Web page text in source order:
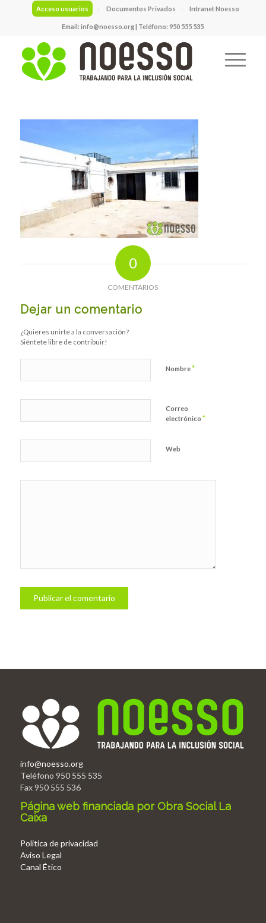
Acceso usuarios Documentos Privados Intranet Noesso
Email:info@noesso.org| Teléfono: 950 555 535
0
COMENTARIOS
Dejar un comentario
¿Quieres unirte a la conversación?
Siéntete libre de contribuir!
Nombre*
Correo
electrónico *
Web
info@noesso.org
Teléfono 950 555 535
Fax 950 555 536
Página web financiada por Obra Social La
Caixa
Politica de privacidad
Aviso Legal
Canal Ético